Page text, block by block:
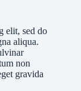
elit, sed do
aliqua.
non
gravida